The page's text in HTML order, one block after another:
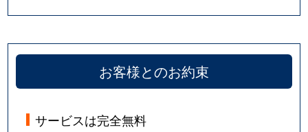
お客様とのお約束
サービスは完全無料